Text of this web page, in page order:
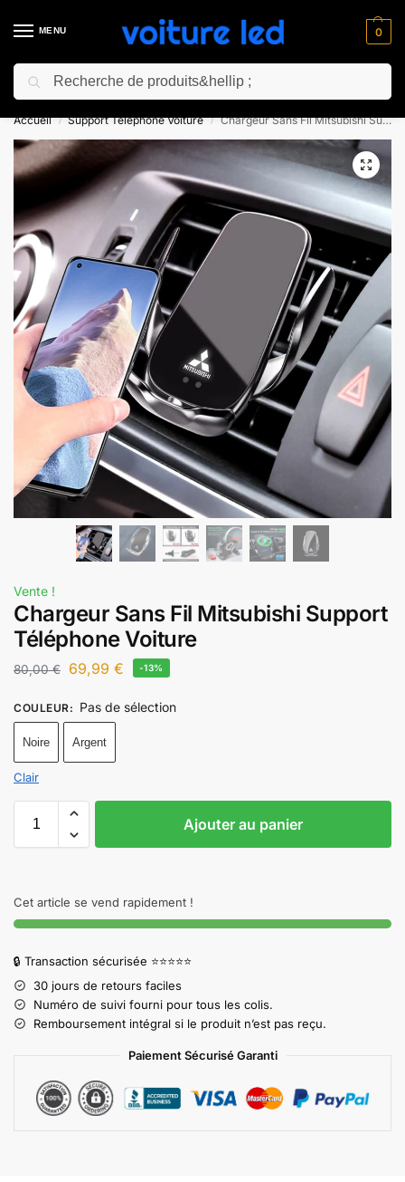
MENU 0
⚡ 10% de réduction pour les nouveaux clients avec le code “NC10”
Accueil / Support Téléphone Voiture / Chargeur Sans Fil Mitsubishi Support Téléphone Voiture
Vente !
Chargeur Sans Fil Mitsubishi Support
Téléphone Voiture
80,00€ 69,99 € -13%
COULEUR: Pas de sélection
Noire Argent
Clair
Ajouter au panier
Cet article se vend rapidement !
🔒 Transaction sécurisée ⭐⭐⭐⭐⭐
30 jours de retours faciles
Numéro de suivi fourni pour tous les colis.
Remboursement intégral si le produit n’est pas reçu.
Paiement Sécurisé Garanti